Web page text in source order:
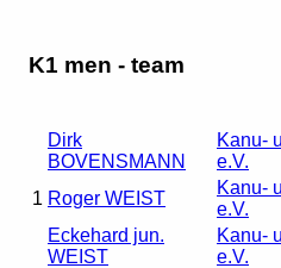
K1 men - team
1
Dirk
BOVENSMANN
Kanu-
e.V.
Roger WEIST
Kanu-
e.V.
Eckehard jun.
WEIST
Kanu-
e.V.